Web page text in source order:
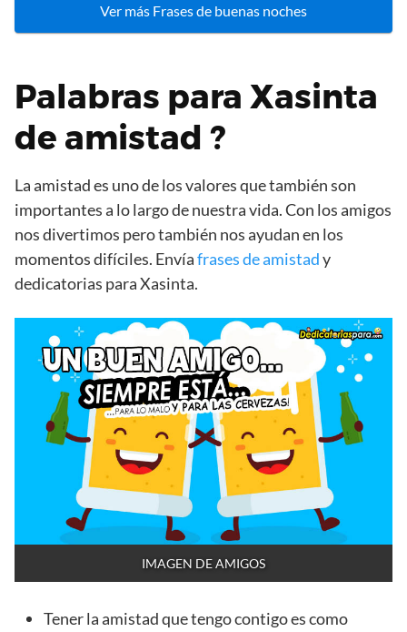
Ver más Frases de buenas noches
Palabras para Xasinta
de amistad ?
La amistad es uno de los valores que también son
importantes a lo largo de nuestra vida. Con los amigos
nos divertimos pero también nos ayudan en los
momentos difíciles. Envíafrases de amistady
dedicatorias para Xasinta.
IMAGEN DE AMIGOS
Tener la amistad que tengo contigo es como